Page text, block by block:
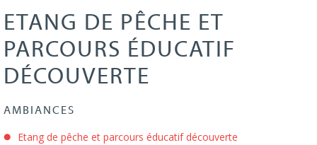
ETANG DE PÊCHE ET
PARCOURS ÉDUCATIF
DÉCOUVERTE
AMBIANCES
Etang de pêche et parcours éducatif découverte